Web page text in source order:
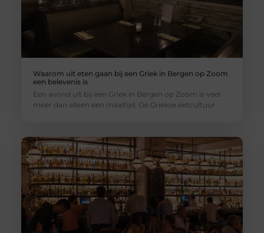
Waarom uit eten gaan bij een Griek in Bergen op Zoom
een belevenis is
Een avond uit bij een Griek in Bergen op Zoom is veel
meer dan alleen een maaltijd. De Griekse eetcultuur